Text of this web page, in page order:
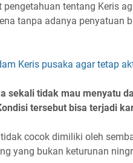
tentang Keris
tanpa adanya penyatuan
Keris pusaka agar tetap
sekali tidak mau menyatu
tersebut bisa terjadi
cocok dimiliki oleh
yang bukan keturunan